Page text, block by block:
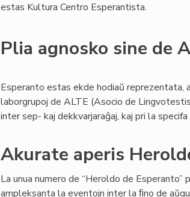
estas Kultura Centro Esperantista.
Plia agnosko sine de
Esperanto estas ekde hodiaŭ reprezentata,
laborgrupoj de ALTE (Asocio de
inter sep- kaj dekkvarjaraĝaj, kaj pri la
Akurate aperis
La unua numero de “Heroldo de
ampleksanta la eventojn inter la ﬁno de